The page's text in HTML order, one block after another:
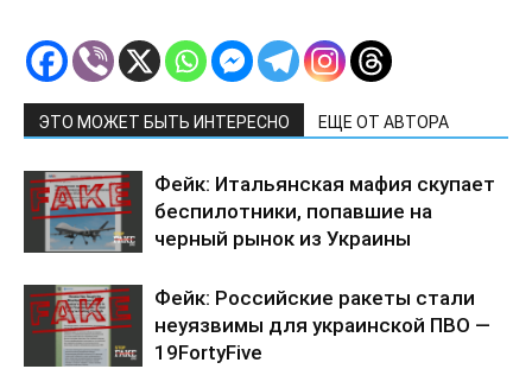
ЭТО МОЖЕТ БЫТЬ ИНТЕРЕСНО ЕЩЕ ОТ АВТОРА
Фейк: Итальянская мафия скупает
беспилотники, попавшие на
черный рынок из Украины
Фейк: Российские ракеты стали
неуязвимы для украинской ПВО —
19FortyFive